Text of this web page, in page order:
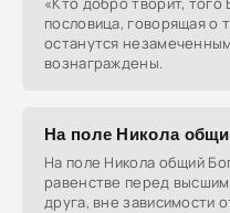
пословица, говорящая о
останутся
вознаграждены.
На поле Никола
На поле Никола общий
равенстве перед
друга, вне зависимости